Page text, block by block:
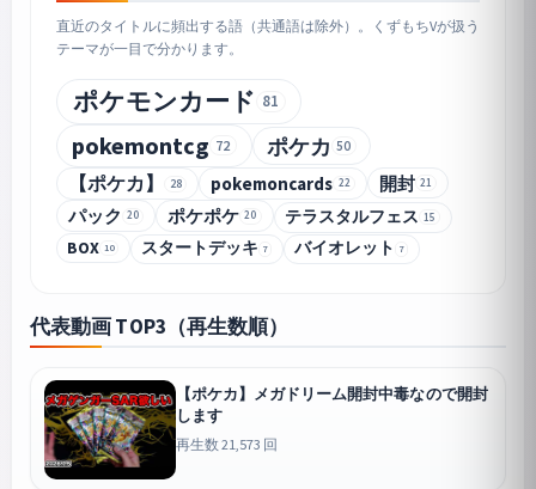
直近のタイトルに頻出する語（共通語は除外）。くずもちVが扱う
テーマが一目で分かります。
ポケモンカード 81
pokemontcg 72 ポケカ 50
【ポケカ】 28 pokemoncards 22 開封 21
パック 20 ポケポケ 20 テラスタルフェス 15
BOX 10 スタートデッキ 7 バイオレット 7
代表動画 TOP3（再生数順）
【ポケカ】メガドリーム開封中毒なので開封
します
再生数 21,573 回